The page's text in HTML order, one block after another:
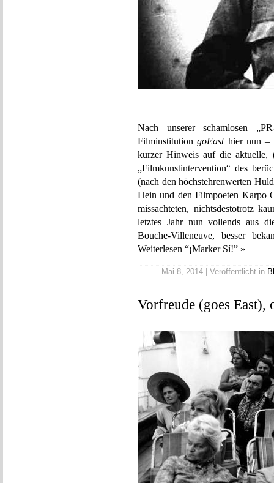
Nach unserer schamlosen
FilminstitutiongoEasthier nun –
kurzer Hinweis auf die aktuelle,
„Filmkunstintervention“ des
(nach den höchstehrenwerten
Hein und den Filmpoeten Karpo
missachteten, nichtsdestotrotz
letztes Jahr nun vollends aus
Bouche-Villeneuve, besser
Weiterlesen “¡Marker Sí!” »
Mai 8, 2014 | Veröffentlicht in
Vorfreude (goes East),